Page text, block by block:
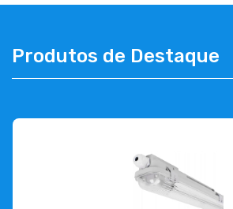
Produtos de Destaque